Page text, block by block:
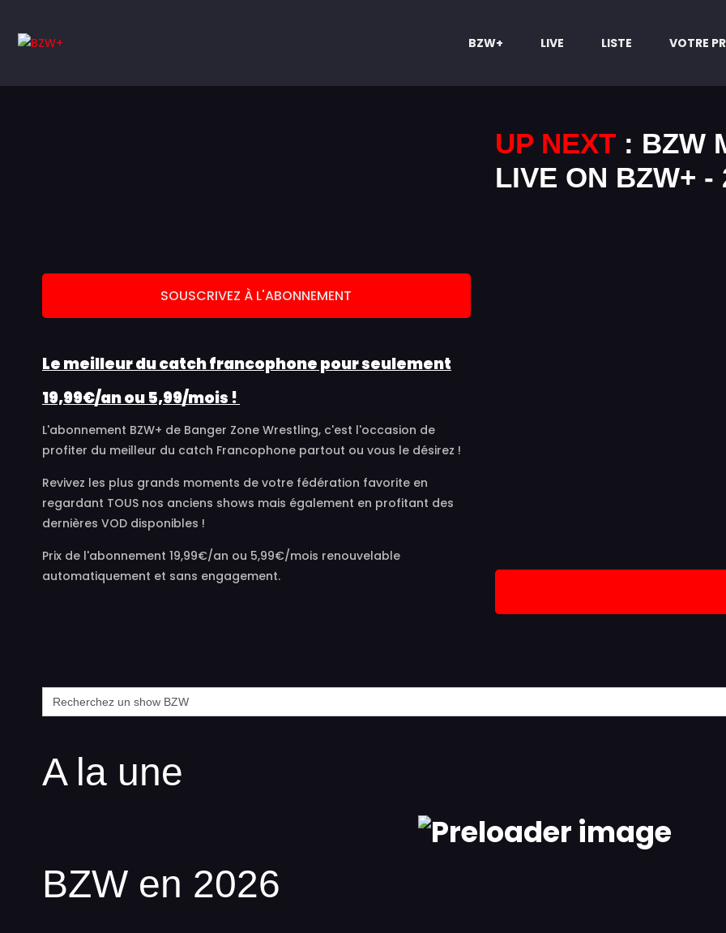
BZW+ LIVE LISTE VOTRE
SOUSCRIVEZ À L'ABONNEMENT
Le meilleur du catch francophone pour seulement
19,99€/an ou 5,99/mois !
L'abonnement BZW+ de Banger Zone Wrestling, c'est l'occasion de
profiter du meilleur du catch Francophone partout ou vous le désirez !
Revivez les plus grands moments de votre fédération favorite en
regardant TOUS nos anciens shows mais également en profitant des
dernières VOD disponibles !
Prix de l'abonnement 19,99€/an ou 5,99€/mois renouvelable
automatiquement et sans engagement.
UP NEXT: BZW
LIVE ON BZW+ -
Search
for:
A la une
BZW en 2026